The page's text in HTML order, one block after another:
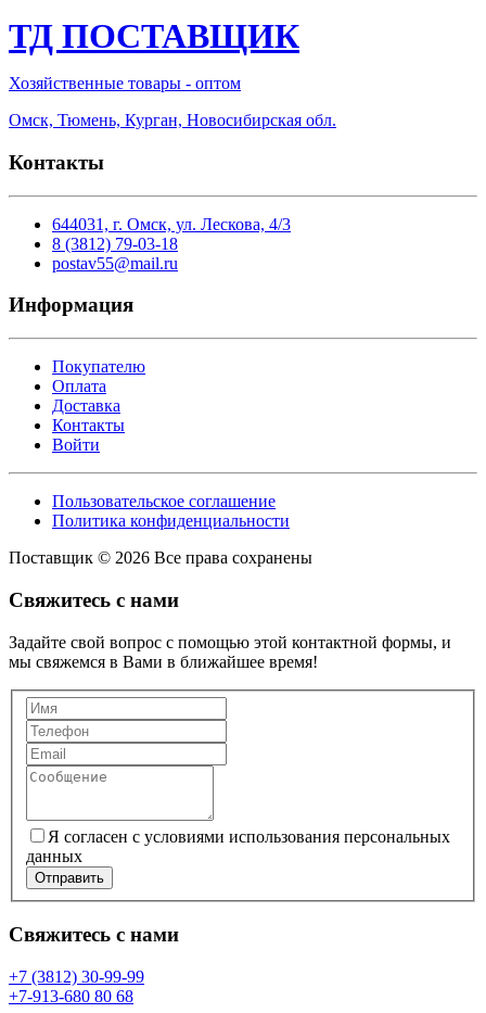
ТД ПОСТАВЩИК
Хозяйственные товары - оптом
Омск, Тюмень, Курган, Новосибирская обл.
Контакты
644031, г. Омск, ул. Лескова, 4/3
8 (3812) 79-03-18
postav55@mail.ru
Информация
Покупателю
Оплата
Доставка
Контакты
Войти
Пользовательское соглашение
Политика конфиденциальности
Поставщик © 2026 Все права сохранены
Свяжитесь с нами
Задайте свой вопрос с помощью этой контактной формы, и
мы свяжемся в Вами в ближайшее время!
Я согласен с условиями использования персональных
данных
Отправить
Свяжитесь с нами
+7 (3812) 30-99-99
+7-913-680 80 68